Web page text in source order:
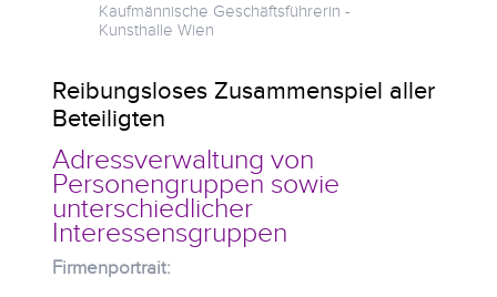
Kaufmännische Geschäftsführerin -
Kunsthalle Wien
Reibungsloses Zusammenspiel aller
Beteiligten
Adressverwaltung von
Personengruppen sowie
unterschiedlicher
Interessensgruppen
Firmenportrait: